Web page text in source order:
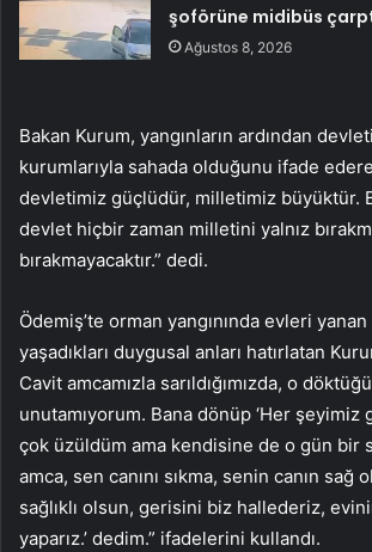
şoförüne midibüs
Ağustos 8, 2026
Bakan Kurum, yangınların ardından
kurumlarıyla sahada olduğunu ifade
devletimiz güçlüdür, milletimiz büyüktür.
devlet hiçbir zaman milletini yalnız
bırakmayacaktır.” dedi.
Ödemiş’te orman yangınında evleri
yaşadıkları duygusal anları hatırlatan
Cavit amcamızla sarıldığımızda, o
unutamıyorum. Bana dönüp ‘Her şeyimiz
çok üzüldüm ama kendisine de o gün bir
amca, sen canını sıkma, senin canın sağ
sağlıklı olsun, gerisini biz hallederiz,
yaparız.’ dedim.” ifadelerini kullandı.